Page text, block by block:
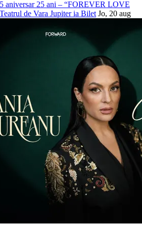
aniversar 25 ani – “FOREVER LOVE
de Vara Jupiteria Bilet Jo, 20 aug